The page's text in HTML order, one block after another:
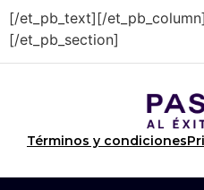
[/et_pb_text][/
[/et_pb_section]
Términos y condiciones